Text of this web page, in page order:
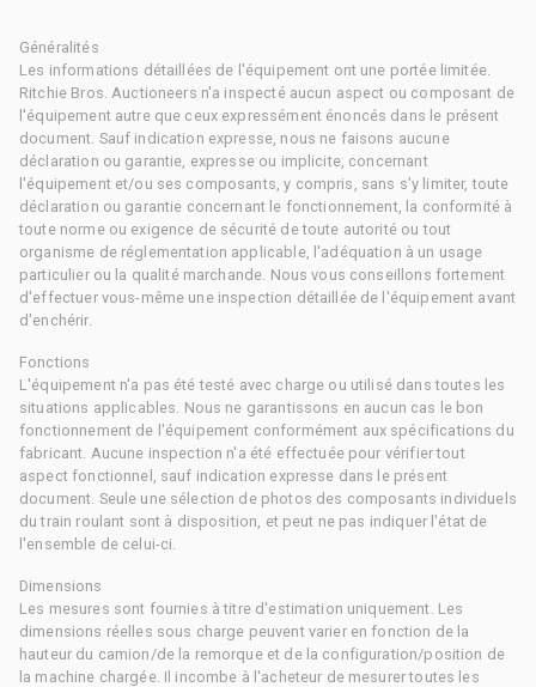
Généralités
Les informations détaillées de l'équipement ont une portée limitée.
Ritchie Bros. Auctioneers n'a inspecté aucun aspect ou composant de
l'équipement autre que ceux expressément énoncés dans le présent
document. Sauf indication expresse, nous ne faisons aucune
déclaration ou garantie, expresse ou implicite, concernant
l'équipement et/ou ses composants, y compris, sans s'y limiter, toute
déclaration ou garantie concernant le fonctionnement, la conformité à
toute norme ou exigence de sécurité de toute autorité ou tout
organisme de réglementation applicable, l'adéquation à un usage
particulier ou la qualité marchande. Nous vous conseillons fortement
d'effectuer vous-même une inspection détaillée de l'équipement avant
d'enchérir.
Fonctions
L'équipement n'a pas été testé avec charge ou utilisé dans toutes les
situations applicables. Nous ne garantissons en aucun cas le bon
fonctionnement de l'équipement conformément aux spécifications du
fabricant. Aucune inspection n'a été effectuée pour vérifier tout
aspect fonctionnel, sauf indication expresse dans le présent
document. Seule une sélection de photos des composants individuels
du train roulant sont à disposition, et peut ne pas indiquer l'état de
l'ensemble de celui-ci.
Dimensions
Les mesures sont fournies à titre d'estimation uniquement. Les
dimensions réelles sous charge peuvent varier en fonction de la
hauteur du camion/de la remorque et de la configuration/position de
la machine chargée. Il incombe à l'acheteur de mesurer toutes les